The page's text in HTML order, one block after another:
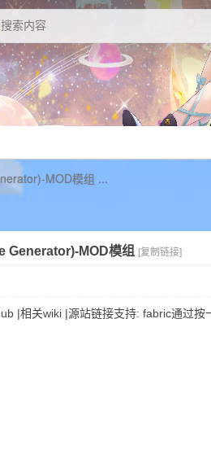
MOD模组 ...
Generator)-MOD模组 [复制链接]
|相关wiki |源站链接支持: fabric通过按